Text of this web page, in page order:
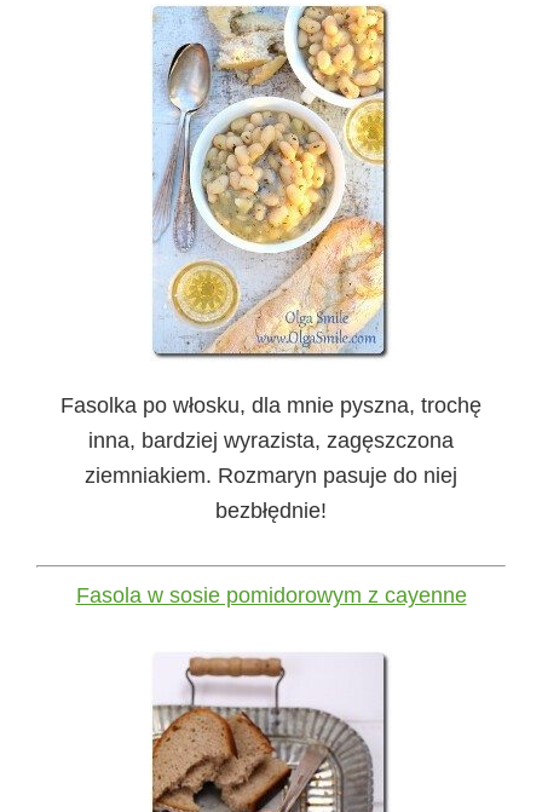
Fasolka po włosku, dla mnie pyszna, trochę
inna, bardziej wyrazista, zagęszczona
ziemniakiem. Rozmaryn pasuje do niej
bezbłędnie!
Fasola w sosie pomidorowym z cayenne